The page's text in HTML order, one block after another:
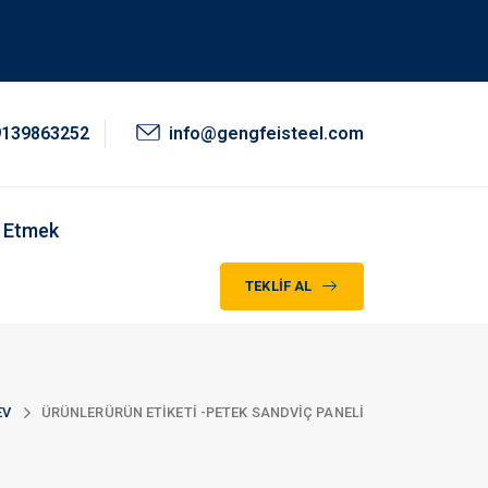
info@gengfeisteel.com
TEKLIF AL
ÜRÜNLERÜRÜN ETIKETI -PETEK SANDVIÇ PANELI